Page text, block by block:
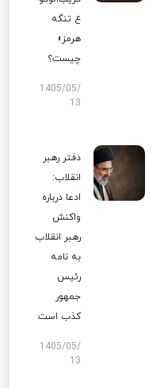
ع تنگه
هرمز»
چیست؟
1405/05/
13
دفتر رهبر
انقلاب:
ادعا درباره
واکنش
رهبر انقلاب
به نامه
رئیس
جمهور
کذب است
1405/05/
13